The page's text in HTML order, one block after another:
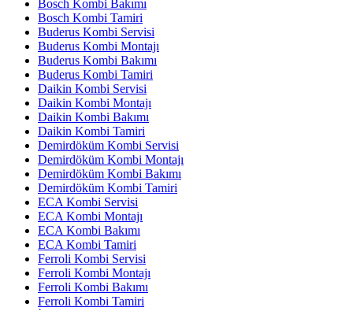
Bosch Kombi Bakımı
Bosch Kombi Tamiri
Buderus Kombi Servisi
Buderus Kombi Montajı
Buderus Kombi Bakımı
Buderus Kombi Tamiri
Daikin Kombi Servisi
Daikin Kombi Montajı
Daikin Kombi Bakımı
Daikin Kombi Tamiri
Demirdöküm Kombi Servisi
Demirdöküm Kombi Montajı
Demirdöküm Kombi Bakımı
Demirdöküm Kombi Tamiri
ECA Kombi Servisi
ECA Kombi Montajı
ECA Kombi Bakımı
ECA Kombi Tamiri
Ferroli Kombi Servisi
Ferroli Kombi Montajı
Ferroli Kombi Bakımı
Ferroli Kombi Tamiri